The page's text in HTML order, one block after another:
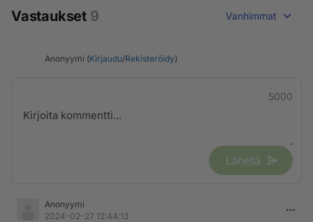
Vastaukset 9 Vanhimmat
Anonyymi (Kirjaudu/Rekisteröidy)
5000
Lähetä
Anonyymi
2024-02-27 12:44:13